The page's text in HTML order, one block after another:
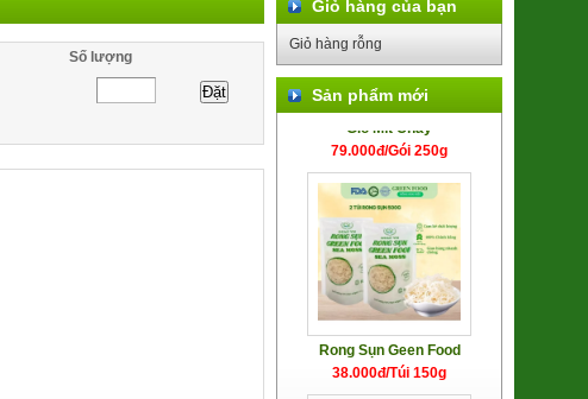
Số lượng
Giỏ hàng của bạn
Giỏ hàng rỗng
Sản phẩm mới
Giò Mít Chay
79.000đ/Gói 250g
Rong Sụn Geen Food
38.000đ/Túi 150g